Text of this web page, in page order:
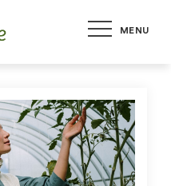
MENU
thecraftlab.se
tallt om trädgård